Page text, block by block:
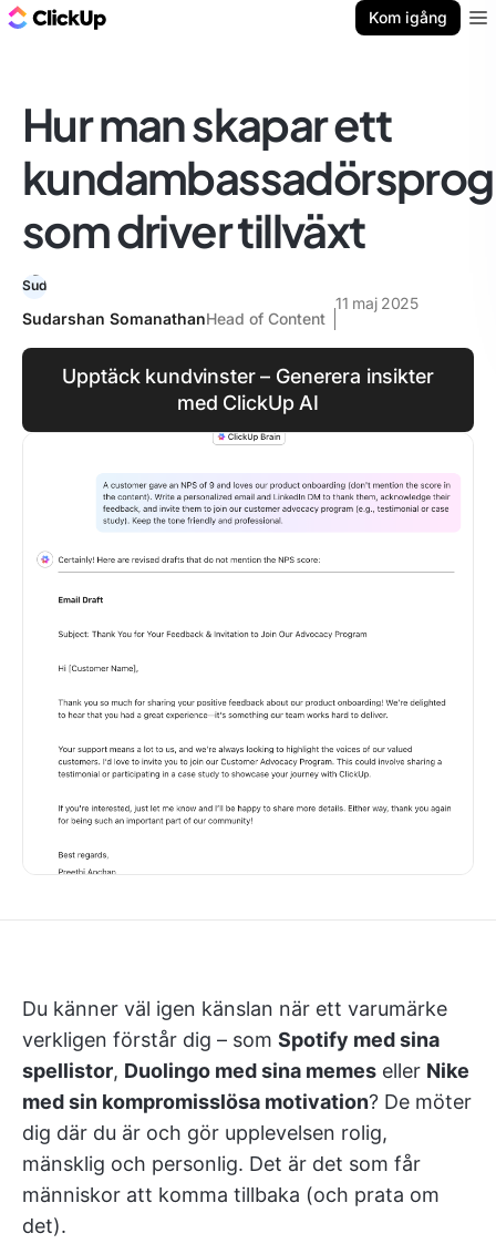
Kom igång
Hur man skapar ett
som driver tillväxt
Sudarshan SomanathanHead of Content
11 maj 2025
Upptäck kundvinster – Generera insikter
med ClickUp AI
Du känner väl igen känslan när ett varumärke
verkligen förstår dig – som Spotify med sina
spellistor, Duolingo med sina memes eller Nike
med sin kompromisslösa motivation? De möter
dig där du är och gör upplevelsen rolig,
mänsklig och personlig. Det är det som får
människor att komma tillbaka (och prata om
det).